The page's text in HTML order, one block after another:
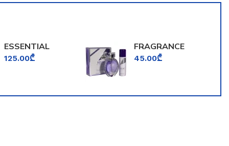
ESSENTIAL
PARFUMS BOIS
125.00₾
FRAGRANCE
WORLD ECLAT
45.00₾